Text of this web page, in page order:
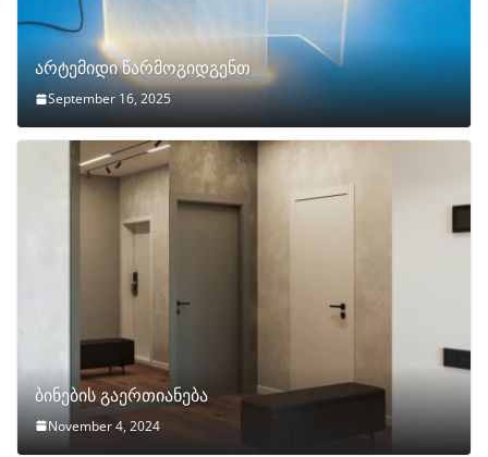
არტემიდი წარმოგიდგენთ
September 16, 2025
ბინების გაერთიანება
November 4, 2024